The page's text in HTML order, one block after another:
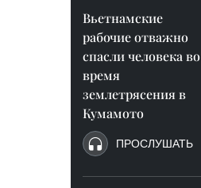
Вьетнамские
рабочие отважно
спасли человека во
время
землетрясения в
Кумамото
ПРОСЛУШАТЬ